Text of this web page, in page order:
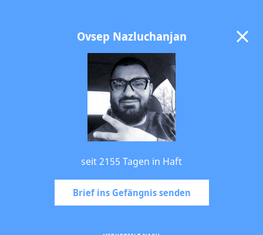
Ovsep Nazluchanjan
seit 2155 Tagen in Haft
Brief ins Gefängnis senden